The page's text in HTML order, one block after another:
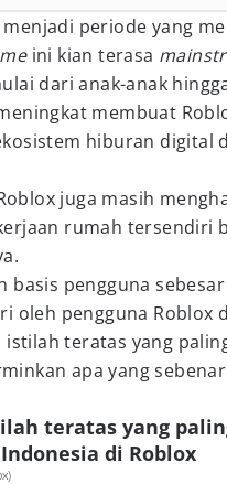
menjadi periode yang
ini kian terasa
dari anak-anak
membuat
hiburan digital
juga masih
rumah tersendiri
basis pengguna
oleh pengguna Roblox
istilah teratas yang
apa yang
teratas yang
di Roblox